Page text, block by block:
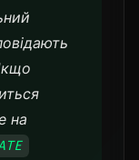
на